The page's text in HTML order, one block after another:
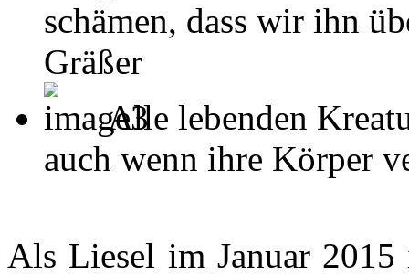
schämen, dass wir ihn
Gräßer
Alle lebenden
auch wenn ihre Körper
Als Liesel im Januar